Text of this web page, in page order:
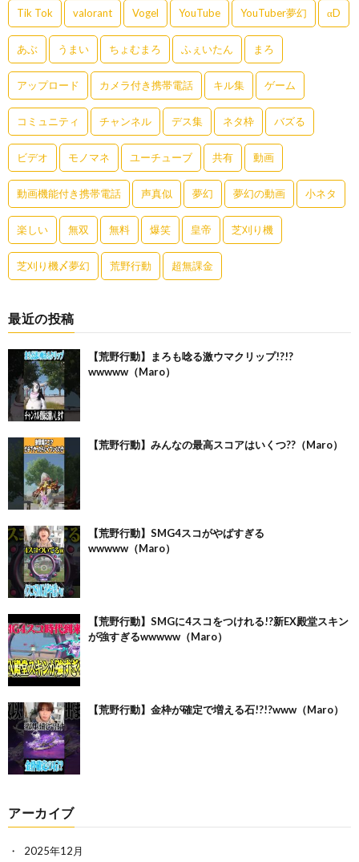
Tik Tok valorant Vogel YouTube YouTuber夢幻 αD
あぶ うまい ちょむまろ ふぇいたん まろ
アップロード カメラ付き携帯電話 キル集 ゲーム
コミュニティ チャンネル デス集 ネタ枠 バズる
ビデオ モノマネ ユーチューブ 共有 動画
動画機能付き携帯電話 声真似 夢幻 夢幻の動画 小ネタ
楽しい 無双 無料 爆笑 皇帝 芝刈り機
芝刈り機〆夢幻 荒野行動 超無課金
最近の投稿
【荒野行動】まろも唸る激ウマクリップ!?!?
wwwww（Maro）
【荒野行動】みんなの最高スコアはいくつ??（Maro）
【荒野行動】SMG4スコがやばすぎる
wwwww（Maro）
【荒野行動】SMGに4スコをつけれる!?新EX殿堂スキン
が強すぎるwwwww（Maro）
【荒野行動】金枠が確定で増える石!?!?www（Maro）
アーカイブ
2025年12月